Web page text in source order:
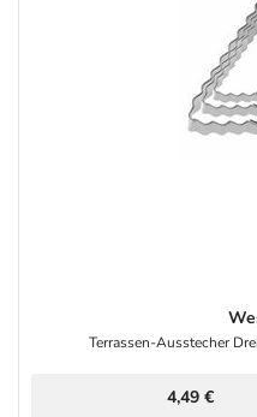
Terrassen-Ausstecher
4,49 €